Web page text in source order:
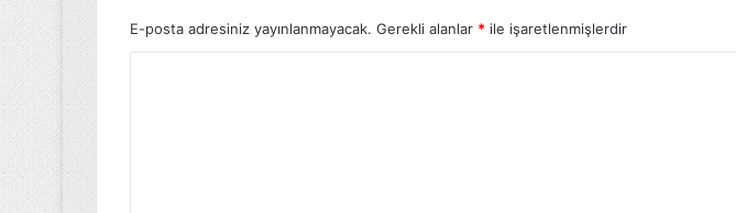
E-posta adresiniz yayınlanmayacak. Gerekli alanlar * ile işaretlenmişlerdir